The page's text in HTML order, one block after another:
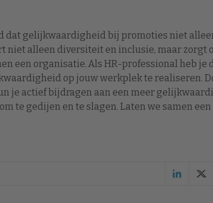
dat gelijkwaardigheid bij promoties niet
niet alleen diversiteit en inclusie, maar zorgt
een organisatie. Als HR-professional heb je
op jouw werkplek te realiseren.
je actief bijdragen aan een meer
te gedijen en te slagen. Laten we samen